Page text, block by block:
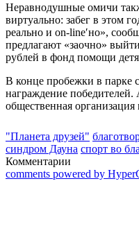
Неравнодушные омичи
виртуально: забег в этом
реально и on-lineʹно»,
предлагают «заочно»
рублей в фонд помощи
В конце пробежки в парке
награждение
общественная
"Планета друзей"
синдром Дауна спорт во
Комментарии
comments powered by